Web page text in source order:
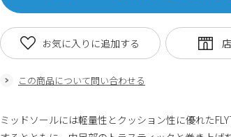
この商品について問い合わせる
お気に入りに追加する
ミッドソールには軽量性とクッション性に優れた